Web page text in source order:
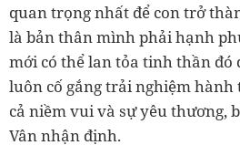
quan trọng nhất để con trở
là bản thân mình phải hạnh
mới có thể lan tỏa tinh thần đó
luôn cố gắng trải nghiệm
cả niềm vui và sự yêu thương,
Vân nhận định.